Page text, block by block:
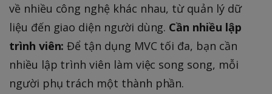
về nhiều công nghệ khác nhau, từ quản lý dữ
liệu đến giao diện người dùng. Cần nhiều lập
trình viên: Để tận dụng MVC tối đa, bạn cần
nhiều lập trình viên làm việc song song, mỗi
người phụ trách một thành phần.